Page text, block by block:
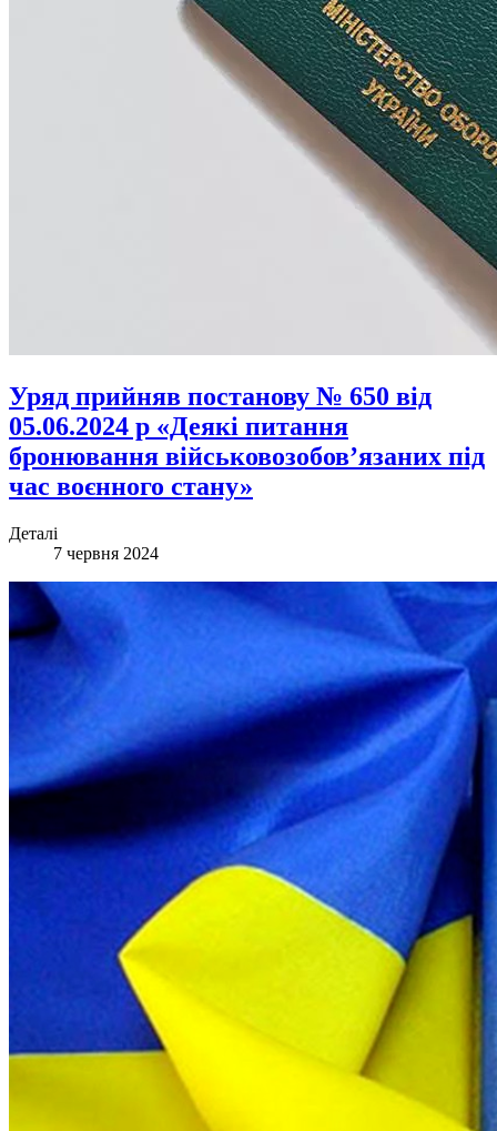
Уряд прийняв постанову № 650 від
05.06.2024 р «Деякі питання
бронювання військовозобов’язаних під
час воєнного стану»
Деталі
7 червня 2024